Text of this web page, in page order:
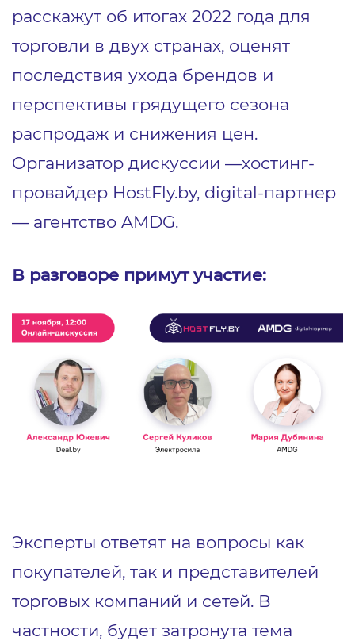
расскажут об итогах 2022 года для
торговли в двух странах, оценят
последствия ухода брендов и
перспективы грядущего сезона
распродаж и снижения цен.
Организатор дискуссии ―хостинг-
провайдер HostFly.by, digital-партнер
― агентство AMDG.
В разговоре примут участие:
Эксперты ответят на вопросы как
покупателей, так и представителей
торговых компаний и сетей. В
частности, будет затронута тема